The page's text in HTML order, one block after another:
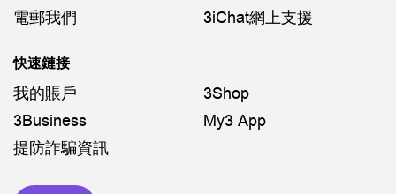
電郵我們
3iChat網上支援
快速鏈接
我的賬戶
3Shop
3Business
My3 App
提防詐騙資訊